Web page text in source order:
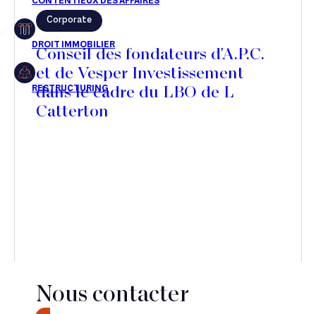
Restructuring
Article
Corporate
Conseil des fondateurs d'A.P.C.
et de Vesper Investissement
dans le cadre du LBO de L
Catterton
Nous contacter